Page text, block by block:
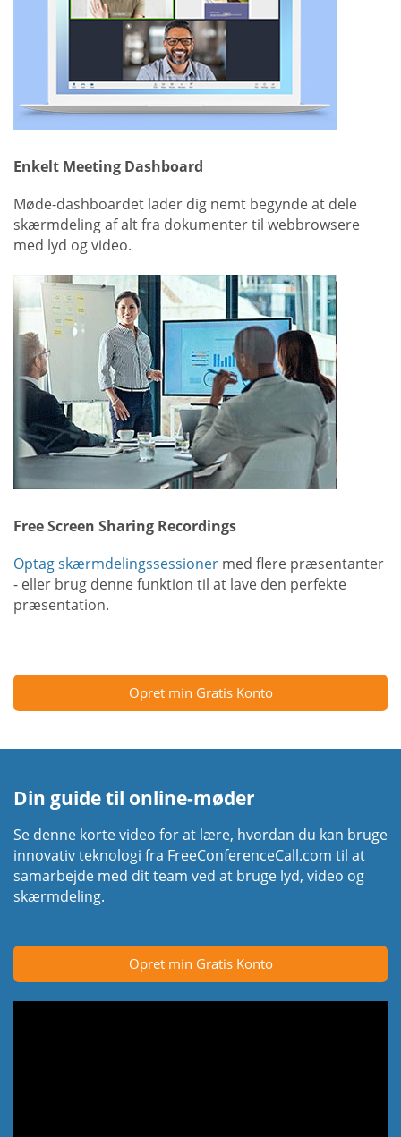
Enkelt Meeting Dashboard
Møde-dashboardet lader dig nemt begynde at dele
skærmdeling af alt fra dokumenter til webbrowsere
med lyd og video.
Free Screen Sharing Recordings
Optag skærmdelingssessioner med flere præsentanter
- eller brug denne funktion til at lave den perfekte
præsentation.
Opret min Gratis Konto
Din guide til online-møder
Se denne korte video for at lære, hvordan du kan bruge
innovativ teknologi fra FreeConferenceCall.com til at
samarbejde med dit team ved at bruge lyd, video og
skærmdeling.
Opret min Gratis Konto